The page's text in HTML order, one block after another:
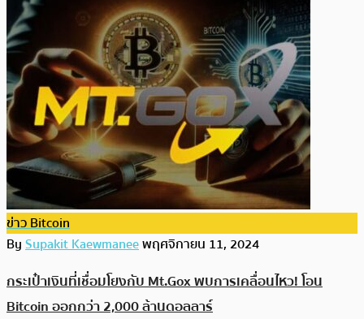
ข่าว Bitcoin
BySupakit Kaewmaneeพฤศจิกายน 11, 2024
กระเป๋าเงินที่เชื่อมโยงกับ Mt.Gox พบการเคลื่อนไหว! โอน
Bitcoin ออกกว่า 2,000 ล้านดอลลาร์